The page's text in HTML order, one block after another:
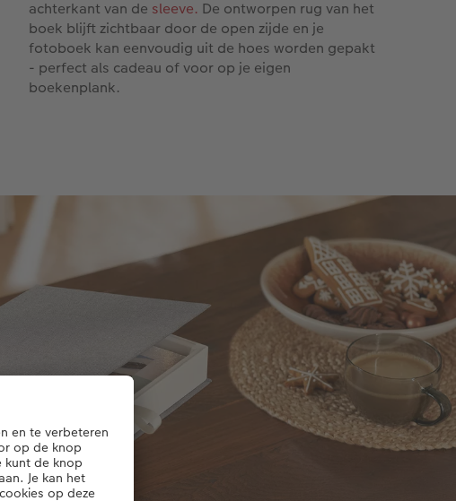
achterkant van de sleeve. De ontworpen rug van het
boek blijft zichtbaar door de open zijde en je
fotoboek kan eenvoudig uit de hoes worden gepakt
- perfect als cadeau of voor op je eigen
boekenplank.